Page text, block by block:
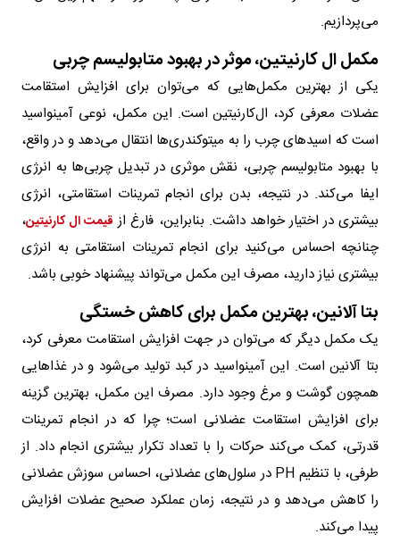
می‌پردازیم.
مکمل ال کارنیتین، موثر در بهبود متابولیسم چربی
یکی از بهترین مکمل‌هایی که می‌توان برای افزایش استقامت
عضلات معرفی کرد، ال‌کارنیتین است. این مکمل، نوعی آمینواسید
است که اسیدهای چرب را به میتوکندری‌ها انتقال می‌دهد و در واقع،
با بهبود متابولیسم چربی، نقش موثری در تبدیل چربی‌ها به انرژی
ایفا می‌کند. در نتیجه، بدن برای انجام تمرینات استقامتی، انرژی
بیشتری در اختیار خواهد داشت. بنابراین، فارغ از قیمت ال کارنیتین،
چنانچه احساس می‌کنید برای انجام تمرینات استقامتی به انرژی
بیشتری نیاز دارید، مصرف این مکمل می‌تواند پیشنهاد خوبی باشد.
بتا آلانین، بهترین مکمل برای کاهش خستگی
یک مکمل دیگر که می‌توان در جهت افزایش استقامت معرفی کرد،
بتا آلانین است. این آمینواسید در کبد تولید می‌شود و در غذاهایی
همچون گوشت و مرغ وجود دارد. مصرف این مکمل، بهترین گزینه
برای افزایش استقامت عضلانی است؛ چرا که در انجام تمرینات
قدرتی، کمک می‌کند حرکات را با تعداد تکرار بیشتری انجام داد. از
طرفی، با تنظیم PH در سلول‌های عضلانی، احساس سوزش عضلانی
را کاهش می‌دهد و در نتیجه، زمان عملکرد صحیح عضلات افزایش
پیدا می‌کند.